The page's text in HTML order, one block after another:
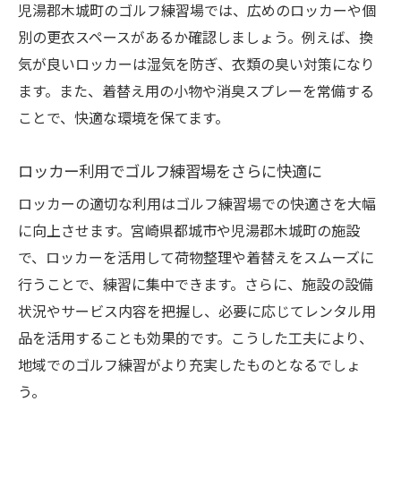
児湯郡木城町のゴルフ練習場では、広めのロッカーや個
別の更衣スペースがあるか確認しましょう。例えば、換
気が良いロッカーは湿気を防ぎ、衣類の臭い対策になり
ます。また、着替え用の小物や消臭スプレーを常備する
ことで、快適な環境を保てます。
ロッカー利用でゴルフ練習場をさらに快適に
ロッカーの適切な利用はゴルフ練習場での快適さを大幅
に向上させます。宮崎県都城市や児湯郡木城町の施設
で、ロッカーを活用して荷物整理や着替えをスムーズに
行うことで、練習に集中できます。さらに、施設の設備
状況やサービス内容を把握し、必要に応じてレンタル用
品を活用することも効果的です。こうした工夫により、
地域でのゴルフ練習がより充実したものとなるでしょ
う。